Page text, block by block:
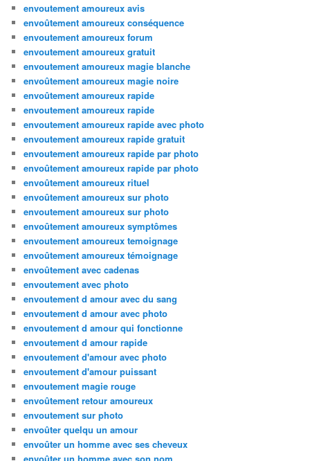
envoutement amoureux avis
envoûtement amoureux conséquence
envoutement amoureux forum
envoutement amoureux gratuit
envoutement amoureux magie blanche
envoûtement amoureux magie noire
envoûtement amoureux rapide
envoutement amoureux rapide
envoutement amoureux rapide avec photo
envoutement amoureux rapide gratuit
envoutement amoureux rapide par photo
envoûtement amoureux rapide par photo
envoûtement amoureux rituel
envoûtement amoureux sur photo
envoutement amoureux sur photo
envoûtement amoureux symptômes
envoutement amoureux temoignage
envoûtement amoureux témoignage
envoûtement avec cadenas
envoutement avec photo
envoutement d amour avec du sang
envoutement d amour avec photo
envoutement d amour qui fonctionne
envoutement d amour rapide
envoutement d'amour avec photo
envoutement d'amour puissant
envoutement magie rouge
envoûtement retour amoureux
envoutement sur photo
envoûter quelqu un amour
envoûter un homme avec ses cheveux